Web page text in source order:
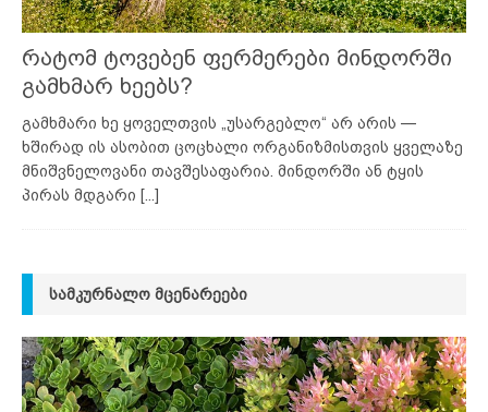
რატომ ტოვებენ ფერმერები მინდორში
გამხმარ ხეებს?
გამხმარი ხე ყოველთვის „უსარგებლო“ არ არის —
ხშირად ის ასობით ცოცხალი ორგანიზმისთვის ყველაზე
მნიშვნელოვანი თავშესაფარია. მინდორში ან ტყის
პირას მდგარი [...]
ᲡᲐᲛᲙᲣᲠᲜᲐᲚᲝ ᲛᲪᲔᲜᲐᲠᲔᲔᲑᲘ